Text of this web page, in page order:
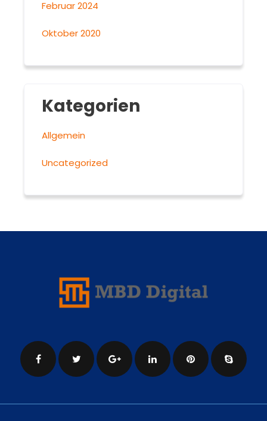
Februar 2024
Oktober 2020
Kategorien
Allgemein
Uncategorized